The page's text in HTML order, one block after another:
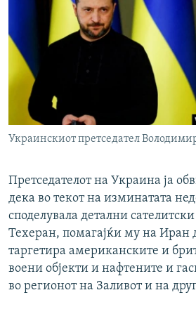
Украинскиот претседател
Претседателот на Украина ја
дека во текот на изминатата
споделувала детални
Техеран, помагајќи му на Иран
таргетира американските и
воени објекти и нафтените и
во регионот на Заливот и на